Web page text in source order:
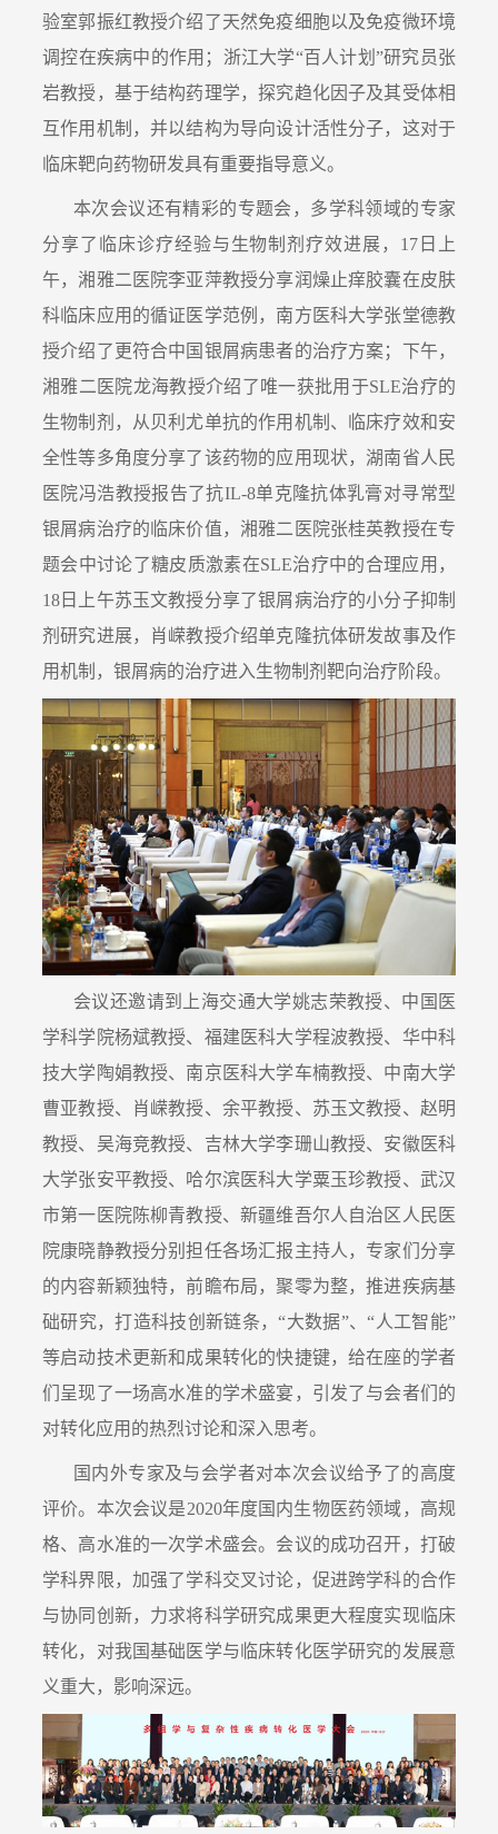
验室郭振红教授介绍了天然免疫细胞以及免疫微环境
调控在疾病中的作用；浙江大学“百人计划”研究员张
岩教授，基于结构药理学，探究趋化因子及其受体相
互作用机制，并以结构为导向设计活性分子，这对于
临床靶向药物研发具有重要指导意义。
本次会议还有精彩的专题会，多学科领域的专家
分享了临床诊疗经验与生物制剂疗效进展，17日上
午，湘雅二医院李亚萍教授分享润燥止痒胶囊在皮肤
科临床应用的循证医学范例，南方医科大学张堂德教
授介绍了更符合中国银屑病患者的治疗方案；下午，
湘雅二医院龙海教授介绍了唯一获批用于SLE治疗的
生物制剂，从贝利尤单抗的作用机制、临床疗效和安
全性等多角度分享了该药物的应用现状，湖南省人民
医院冯浩教授报告了抗IL-8单克隆抗体乳膏对寻常型
银屑病治疗的临床价值，湘雅二医院张桂英教授在专
题会中讨论了糖皮质激素在SLE治疗中的合理应用，
18日上午苏玉文教授分享了银屑病治疗的小分子抑制
剂研究进展，肖嵘教授介绍单克隆抗体研发故事及作
用机制，银屑病的治疗进入生物制剂靶向治疗阶段。
会议还邀请到上海交通大学姚志荣教授、中国医
学科学院杨斌教授、福建医科大学程波教授、华中科
技大学陶娟教授、南京医科大学车楠教授、中南大学
曹亚教授、肖嵘教授、余平教授、苏玉文教授、赵明
教授、吴海竞教授、吉林大学李珊山教授、安徽医科
大学张安平教授、哈尔滨医科大学粟玉珍教授、武汉
市第一医院陈柳青教授、新疆维吾尔人自治区人民医
院康晓静教授分别担任各场汇报主持人，专家们分享
的内容新颖独特，前瞻布局，聚零为整，推进疾病基
础研究，打造科技创新链条，“大数据”、“人工智能”
等启动技术更新和成果转化的快捷键，给在座的学者
们呈现了一场高水准的学术盛宴，引发了与会者们的
对转化应用的热烈讨论和深入思考。
国内外专家及与会学者对本次会议给予了的高度
评价。本次会议是2020年度国内生物医药领域，高规
格、高水准的一次学术盛会。会议的成功召开，打破
学科界限，加强了学科交叉讨论，促进跨学科的合作
与协同创新，力求将科学研究成果更大程度实现临床
转化，对我国基础医学与临床转化医学研究的发展意
义重大，影响深远。